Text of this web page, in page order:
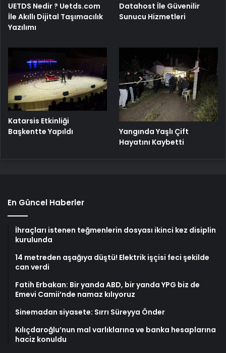
UETDS Nedir ? Uetds.com
İle Akıllı Dijital Taşımacılık
Yazılımı
Datahost İle Güvenilir
Sunucu Hizmetleri
Katarsis Etkinliği
Başkentte Yapıldı
Yangında Yaşlı Çift
Hayatını Kaybetti
En Güncel Haberler
İhraçları istenen teğmenlerin dosyası ikinci kez disiplin
kurulunda
14 metreden aşağıya düştü! Elektrik işçisi feci şekilde
can verdi
Fatih Erbakan: Bir yanda ABD, bir yanda YPG biz de
Emevi Camii’nde namaz kılıyoruz
Sinemadan siyasete: Sırrı Süreyya Önder
Kılıçdaroğlu’nun mal varlıklarına ve banka hesaplarına
haciz konuldu